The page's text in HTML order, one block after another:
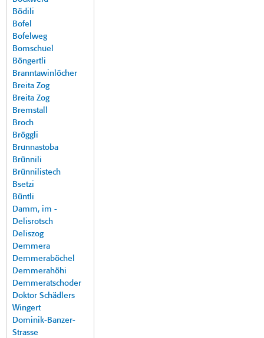
Bödili
Bofel
Bofelweg
Bomschuel
Böngertli
Branntawinlöcher
Breita Zog
Breita Zog
Bremstall
Broch
Bröggli
Brunnastoba
Brünnili
Brünnilistech
Bsetzi
Büntli
Damm, im -
Delisrotsch
Deliszog
Demmera
Demmeraböchel
Demmerahöhi
Demmeratschoder
Doktor Schädlers
Wingert
Dominik-Banzer-
Strasse